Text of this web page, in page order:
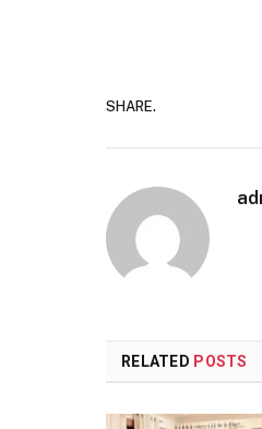
SHARE.
RELATED POSTS